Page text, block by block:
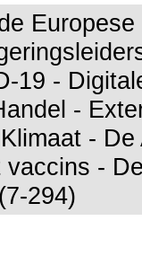
19 -
-
-
-
294)